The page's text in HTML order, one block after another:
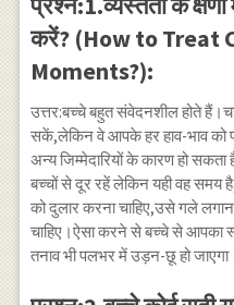
करें? (How to Treat
Moments?):
उत्तर:बच्चे बहुत संवेदनशील होते
सकें,लेकिन वे आपके हर हाव-भाव को
अन्य जिम्मेदारियों के कारण हो सकता
बच्चों से दूर रहें लेकिन यही वह समय
को दुलार करना चाहिए,उसे गले
चाहिए।ऐसा करने से बच्चे से आपका
तनाव भी पलभर में उड़न-छू हो